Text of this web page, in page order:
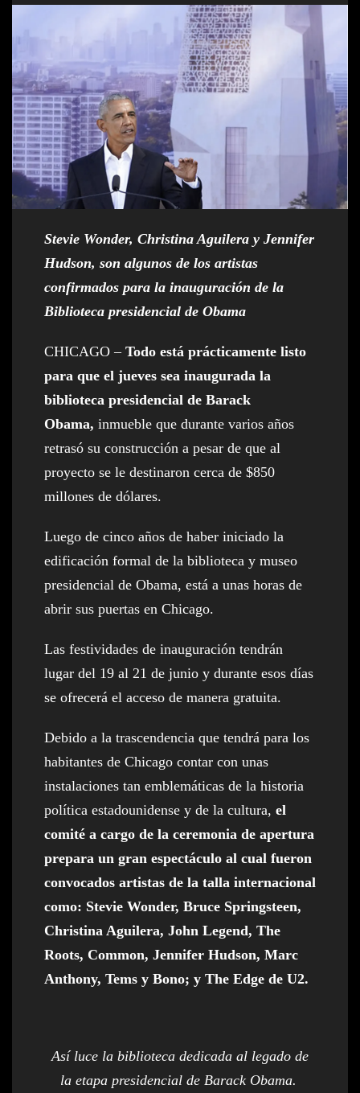
Stevie Wonder, Christina Aguilera y Jennifer
Hudson, son algunos de los artistas
confirmados para la inauguración de la
Biblioteca presidencial de Obama
CHICAGO – Todo está prácticamente listo
para que el jueves sea inaugurada la
biblioteca presidencial de Barack
Obama, inmueble que durante varios años
retrasó su construcción a pesar de que al
proyecto se le destinaron cerca de $850
millones de dólares.
Luego de cinco años de haber iniciado la
edificación formal de la biblioteca y museo
presidencial de Obama, está a unas horas de
abrir sus puertas en Chicago.
Las festividades de inauguración tendrán
lugar del 19 al 21 de junio y durante esos días
se ofrecerá el acceso de manera gratuita.
Debido a la trascendencia que tendrá para los
habitantes de Chicago contar con unas
instalaciones tan emblemáticas de la historia
política estadounidense y de la cultura, el
comité a cargo de la ceremonia de apertura
prepara un gran espectáculo al cual fueron
convocados artistas de la talla internacional
como: Stevie Wonder, Bruce Springsteen,
Christina Aguilera, John Legend, The
Roots, Common, Jennifer Hudson, Marc
Anthony, Tems y Bono; y The Edge de U2.
Así luce la biblioteca dedicada al legado de
la etapa presidencial de Barack Obama.